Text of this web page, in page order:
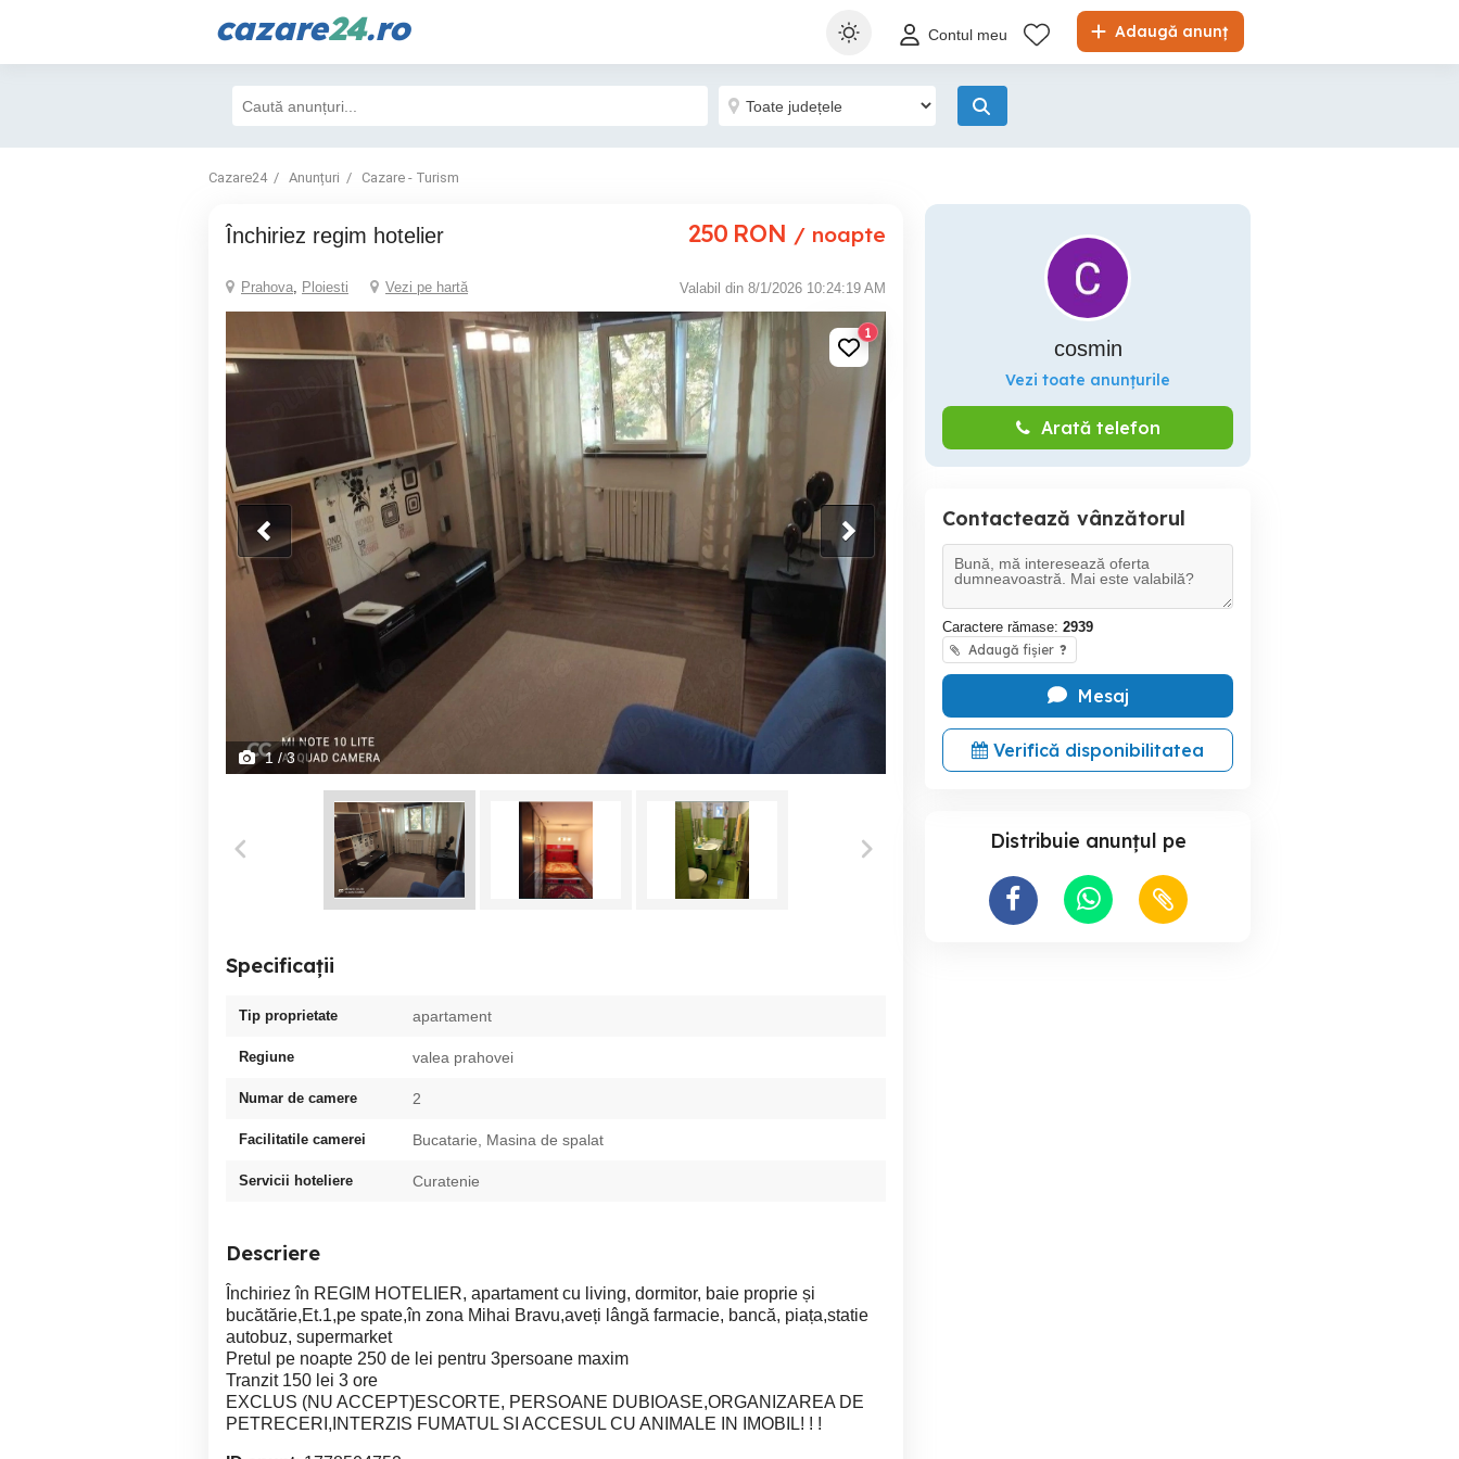
cazare24.ro Adaugă anunț
Contul meu
Cazare24 Anunțuri Cazare - Turism
Închiriez regim hotelier 250 RON / noapte
Prahova, Ploiesti Vezi pe hartă Valabil din 8/1/2026 10:24:19 AM
1
1 / 3
Specificații
Tip proprietate apartament
Regiune valea prahovei
Numar de camere 2
Facilitatile camerei Bucatarie, Masina de spalat
Servicii hoteliere Curatenie
Descriere
Închiriez în REGIM HOTELIER, apartament cu living, dormitor, baie proprie și
bucătărie,Et.1,pe spate,în zona Mihai Bravu,aveți lângă farmacie, bancă, piața,statie
autobuz, supermarket
Pretul pe noapte 250 de lei pentru 3persoane maxim
Tranzit 150 lei 3 ore
EXCLUS (NU ACCEPT)ESCORTE, PERSOANE DUBIOASE,ORGANIZAREA DE
PETRECERI,INTERZIS FUMATUL SI ACCESUL CU ANIMALE IN IMOBIL! ! !
cosmin
Vezi toate anunțurile
Arată telefon
Contactează vânzătorul
Caractere rămase: 2939
Adaugă fișier ?
Mesaj
Verifică disponibilitatea
Distribuie anunțul pe